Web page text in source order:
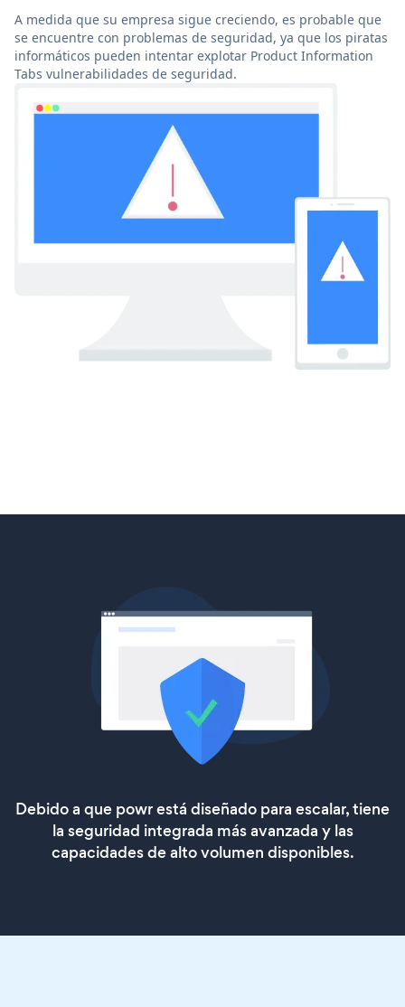
A medida que su empresa sigue creciendo, es probable que
se encuentre con problemas de seguridad, ya que los piratas
informáticos pueden intentar explotar Product Information
Tabs vulnerabilidades de seguridad.
Debido a que powr está diseñado para escalar, tiene
la seguridad integrada más avanzada y las
capacidades de alto volumen disponibles.